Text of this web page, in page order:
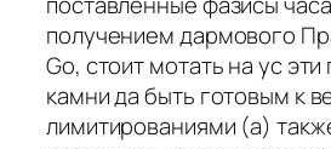
получением дармового
Go, стоит мотать на ус
камни да быть готовым к
лимитированиями (а)